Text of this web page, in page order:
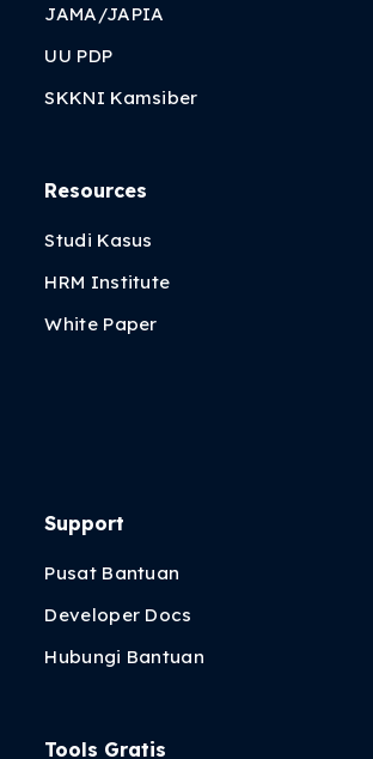
JAMA/JAPIA
UU PDP
SKKNI Kamsiber
Resources
Studi Kasus
HRM Institute
White Paper
Support
Pusat Bantuan
Developer Docs
Hubungi Bantuan
Tools Gratis